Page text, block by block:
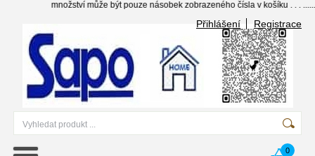
množství může být pouze násobek zobrazeného čísla v košíku . . . ..........
Přihlášení Registrace
0